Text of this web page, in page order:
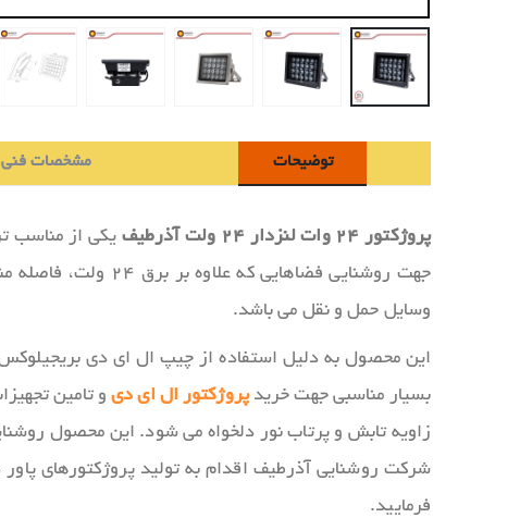
توضیحات مشخصات فنی
پروژکتور ۲۴ وات لنزدار ۲۴ ولت آذرطیف
یکی از مناسب
جهت روشنایی
وسایل حمل و نقل می باشد.
بسیار مناسبی جهت خریدپروژکتور ال ای دی
زاویه تابش و پرتاب نور دلخواه می شود. این محصول
شرکت روشنایی آذرطیف اقدام به تولید پروژکتورهای پاور در وات های ۲۴، ۳۶، ۶۳ و ۷۲ می
فرمایید.